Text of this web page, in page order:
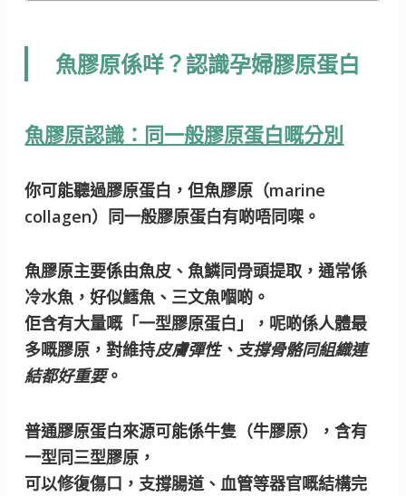
魚膠原係咩？認識孕婦膠原蛋白
魚膠原認識：同一般膠原蛋白嘅分別
你可能聽過膠原蛋白，但魚膠原（marine
collagen）同一般膠原蛋白有啲唔同㗎。
魚膠原主要係由魚皮、魚鱗同骨頭提取，通常係
冷水魚，好似鱈魚、三文魚嗰啲。
佢含有大量嘅「一型膠原蛋白」，呢啲係人體最
多嘅膠原，對維持皮膚彈性、支撐骨骼同組織連
結都好重要。
普通膠原蛋白來源可能係牛隻（牛膠原），含有
一型同三型膠原，
可以修復傷口，支撐腸道、血管等器官嘅結構完